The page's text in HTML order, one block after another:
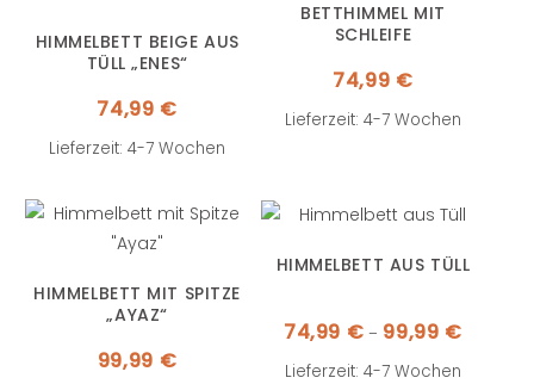
HIMMELBETT BEIGE AUS
TÜLL „ENES“
74,99 €
Lieferzeit: 4-7 Wochen
BETTHIMMEL MIT
SCHLEIFE
74,99 €
Lieferzeit: 4-7 Wochen
HIMMELBETT MIT SPITZE
„AYAZ“
99,99 €
HIMMELBETT AUS TÜLL
74,99 € – 99,99 €
Lieferzeit: 4-7 Wochen